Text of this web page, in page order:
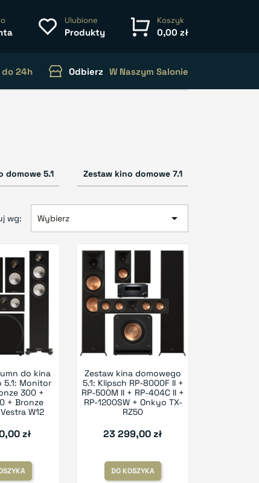
Ulubione
Produkty
Koszyk
0,00 zł
do 24h Odbierz W Naszym Salonie
domowe 5.1 Zestaw kino domowe 7.1
wg: Wybierz 
do kina
5.1: Monitor
300 +
+ Bronze
W12
zł
Zestaw kina domowego
5.1: Klipsch RP-8000F II +
RP-500M II + RP-404C II +
RP-1200SW + Onkyo TX-
RZ50
23 299,00 zł
DO KOSZYKA